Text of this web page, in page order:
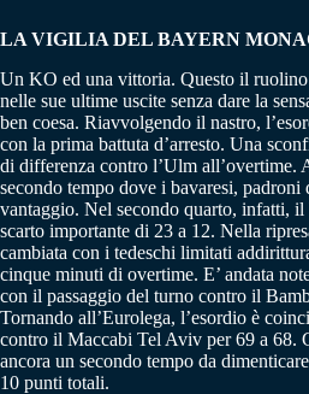
LA VIGILIA DEL BAYERN
Un KO ed una vittoria. Questo il
nelle sue ultime uscite senza dare la
ben coesa. Riavvolgendo il nastro,
con la prima battuta d’arresto. Una
di differenza contro l’Ulm all’overtime.
secondo tempo dove i bavaresi,
vantaggio. Nel secondo quarto, infatti,
scarto importante di 23 a 12. Nella
cambiata con i tedeschi limitati
cinque minuti di overtime. E’ andata
con il passaggio del turno contro il
Tornando all’Eurolega, l’esordio è
contro il Maccabi Tel Aviv per 69 a 68.
ancora un secondo tempo da
10 punti totali.